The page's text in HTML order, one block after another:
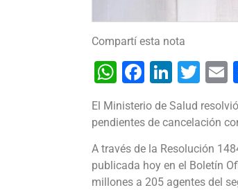
Compartí esta nota
WhatsApp
El Ministerio de Salud
pendientes de cancelación
A través de la Resolución
publicada hoy en el Boletín
millones a 205 agentes del